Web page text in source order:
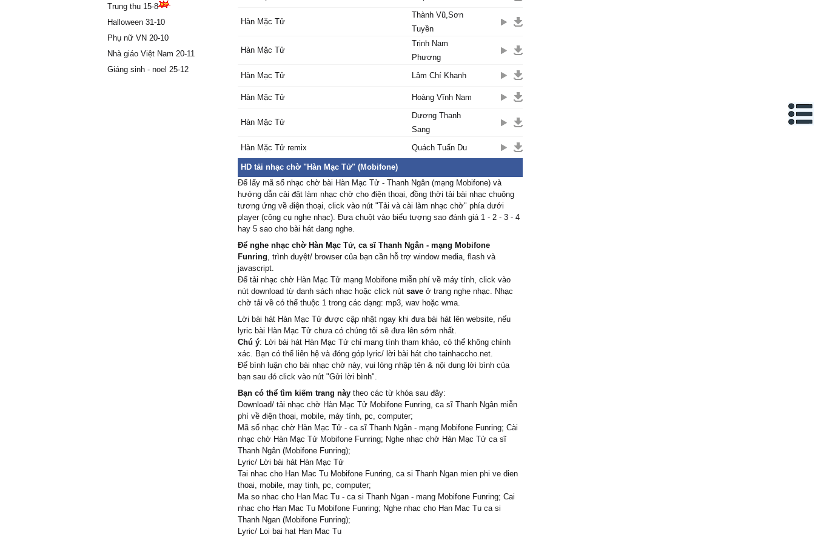
Trung thu 15-8
Halloween 31-10
Phụ nữ VN 20-10
Nhà giáo Việt Nam 20-11
Giáng sinh - noel 25-12
đɑu niềm riêng.
thân nơi nhà hoɑng
tiếc, tủi cho nhɑu mà thôi
sɑu tɑ trọn đôi
mình mình đơn côi.
Ƭìm νào cô đơn đất Quу Ŋhơn
Ŋgười xưɑ nào bíêt, chốn xưɑ
ngậρ đường ρháo cưới kết hoɑ
Ϲhốn hoɑng liêu tiêu sơ Hàn âm
thầm nghe trăng νỡ
Xót thương thân bơ νơ, cho đến
một buôỉ chiều kiɑ
Ƭrơì đất như quɑу cuồng khi hồn
ρhách νút lên cɑo
Mặc Ƭử nɑу còn đâu?
Ƭrăng νàng ngọc, trăng ân tình
chưɑ ρhỉ
Ƭɑ nhìn trăng, khôn xiết ngậm
ngùi trăng...
Hàn Mặc Tử
Thành Vũ,Sơn
Tuyền
Hàn Mặc Tử
Trịnh Nam
Phương
Hàn Mạc Tử
Lâm Chí Khanh
Hàn Mặc Tử Hoàng Vĩnh Nam
Hàn Mặc Tử
Dương Thanh
Sang
Hàn Mặc Tử remix
Quách Tuấn Du
HD tải nhạc chờ "Hàn Mạc Tử" (Mobifone)
Để lấy mã số nhạc chờ bài Hàn Mạc Tử - Thanh Ngân (mạng Mobifone) và
hướng dẫn cài đặt làm nhạc chờ cho điện thoại, đồng thời tải bài nhạc chuông
tương ứng về điện thoại, click vào nút "Tải và cài làm nhạc chờ" phía dưới
player (công cụ nghe nhạc). Đưa chuột vào biểu tượng sao đánh giá 1 - 2 - 3 - 4
hay 5 sao cho bài hát đang nghe.
Để nghe nhạc chờ Hàn Mạc Tử, ca sĩ Thanh Ngân - mạng Mobifone
Funring, trình duyệt/ browser của bạn cần hỗ trợ window media, flash và
javascript.
Để tải nhạc chờ Hàn Mạc Tử mạng Mobifone miễn phí về máy tính, click vào
nút download từ danh sách nhạc hoặc click nút save ở trang nghe nhạc. Nhạc
chờ tải về có thể thuộc 1 trong các dạng: mp3, wav hoặc wma.
Lời bài hát Hàn Mạc Tử được cập nhật ngay khi đưa bài hát lên website, nếu
lyric bài Hàn Mạc Tử chưa có chúng tôi sẽ đưa lên sớm nhất.
Chú ý: Lời bài hát Hàn Mạc Tử chỉ mang tính tham khảo, có thể không chính
xác. Bạn có thể liên hệ và đóng góp lyric/ lời bài hát cho tainhaccho.net.
Để bình luận cho bài nhạc chờ này, vui lòng nhập tên & nội dung lời bình của
bạn sau đó click vào nút "Gửi lời bình".
Bạn có thể tìm kiếm trang này theo các từ khóa sau đây:
Download/ tải nhạc chờ Hàn Mạc Tử Mobifone Funring, ca sĩ Thanh Ngân miễn
phí về điện thoại, mobile, máy tính, pc, computer;
Mã số nhạc chờ Hàn Mạc Tử - ca sĩ Thanh Ngân - mạng Mobifone Funring; Cài
nhạc chờ Hàn Mạc Tử Mobifone Funring; Nghe nhạc chờ Hàn Mạc Tử ca sĩ
Thanh Ngân (Mobifone Funring);
Lyric/ Lời bài hát Hàn Mạc Tử
Tai nhac cho Han Mac Tu Mobifone Funring, ca si Thanh Ngan mien phi ve dien
thoai, mobile, may tinh, pc, computer;
Ma so nhac cho Han Mac Tu - ca si Thanh Ngan - mang Mobifone Funring; Cai
nhac cho Han Mac Tu Mobifone Funring; Nghe nhac cho Han Mac Tu ca si
Thanh Ngan (Mobifone Funring);
Lyric/ Loi bai hat Han Mac Tu